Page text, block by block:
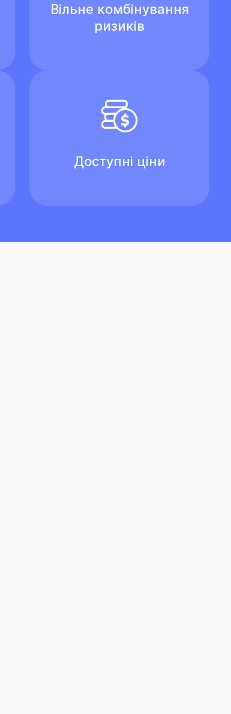
Вільне комбінування
ризиків
Доступні ціни